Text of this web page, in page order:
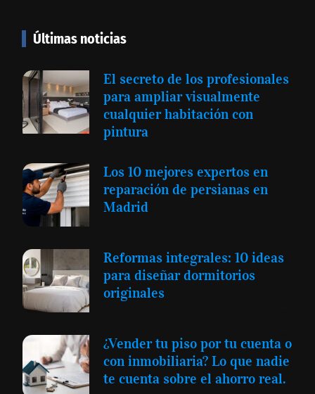
Últimas noticias
El secreto de los profesionales
para ampliar visualmente
cualquier habitación con
pintura
Los 10 mejores expertos en
reparación de persianas en
Madrid
Reformas integrales: 10 ideas
para diseñar dormitorios
originales
¿Vender tu piso por tu cuenta o
con inmobiliaria? Lo que nadie
te cuenta sobre el ahorro real.